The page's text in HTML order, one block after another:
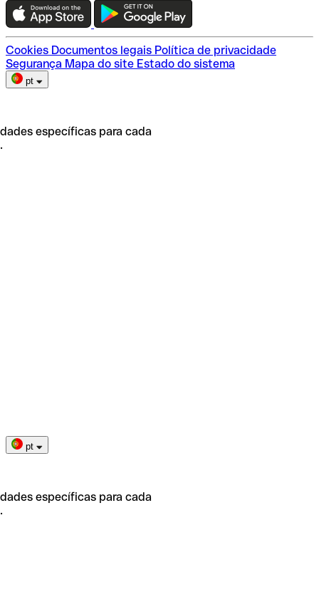
Escolha do plano
Cookies Documentos legais Política de privacidade
Segurança Mapa do site Estado do sistema
pt
específicas para cada
pt
específicas para cada